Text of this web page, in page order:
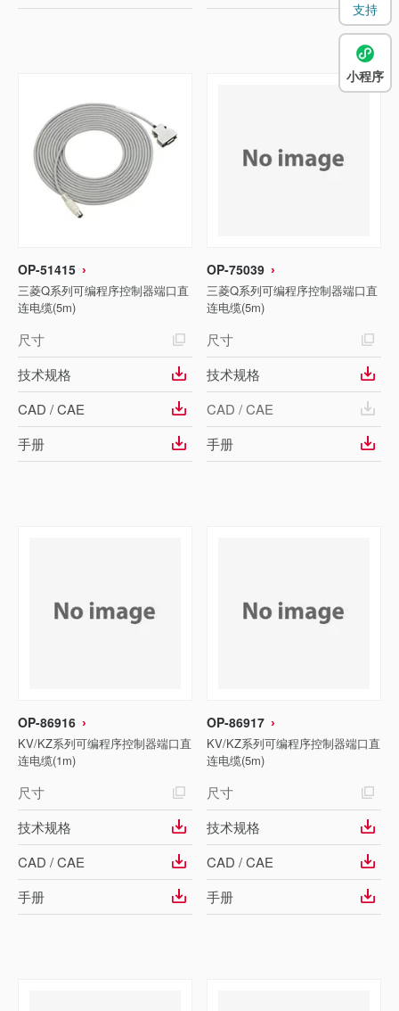
OP-51415
三菱Q系列可编程序控制器端口直
连电缆(5m)
尺寸
技术规格
CAD / CAE
手册
OP-75039
三菱Q系列可编程序控制器端口直
连电缆(5m)
尺寸
技术规格
CAD / CAE
手册
OP-86916
KV/KZ系列可编程序控制器端口直
连电缆(1m)
尺寸
技术规格
CAD / CAE
手册
OP-86917
KV/KZ系列可编程序控制器端口直
连电缆(5m)
尺寸
技术规格
CAD / CAE
手册
支持
小程序